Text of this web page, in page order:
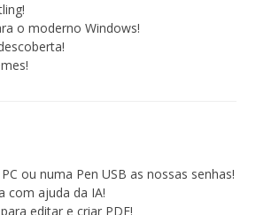
o moderno Windows!
ou numa Pen USB as nossas senhas!
com ajuda da IA!
editar e criar PDF!